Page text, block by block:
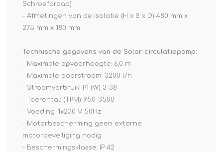
Schroefdraad)
- Afmetingen van de isolatie (H x B x D) 480 mm x
275 mm x 180 mm
Technische gegevens van de Solar-circulatiepomp:
- Maximale opvoerhoogte: 6,0 m
- Maximale doorstroom: 3200 l/h
- Stroomverbruik: P1 (W) 3-38
- Toerental: (TPM) 950-3500
- Voeding: 1x230 V 50Hz
- Motorbescherming geen externe
motorbeveiliging nodig
- Beschermingsklasse: IP 42